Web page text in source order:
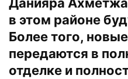
Данияра
в этом районе
Более того,
передаются в
отделке и